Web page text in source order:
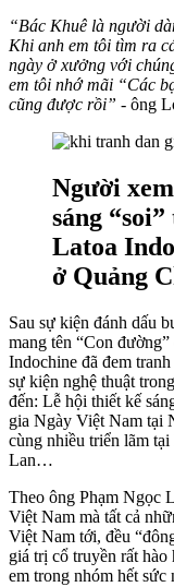
“Bác Khuê là người
Khi anh em tôi tìm ra
ngày ở xưởng với
em tôi nhớ mãi “Các
cũng được rồi” - ông
Người
sáng
Latoa
ở Quảng
Sau sự kiện đánh dấu
mang tên “Con
Indochine đã đem
sự kiện nghệ thuật
đến: Lễ hội thiết kế
gia Ngày Việt Nam tại
cùng nhiều triển lãm
Lan…
Theo ông Phạm Ngọc
Việt Nam mà tất cả
Việt Nam tới, đều
giá trị cổ truyền rất
em trong nhóm hết sức